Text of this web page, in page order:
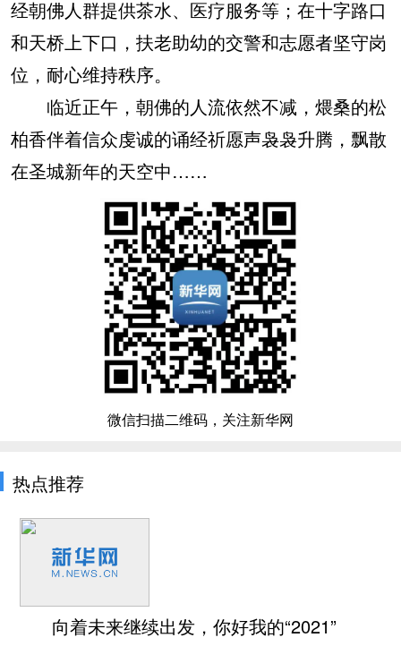
经朝佛人群提供茶水、医疗服务等；在十字路口
和天桥上下口，扶老助幼的交警和志愿者坚守岗
位，耐心维持秩序。
临近正午，朝佛的人流依然不减，煨桑的松
柏香伴着信众虔诚的诵经祈愿声袅袅升腾，飘散
在圣城新年的天空中……
微信扫描二维码，关注新华网
热点推荐
向着未来继续出发，你好我的“2021”